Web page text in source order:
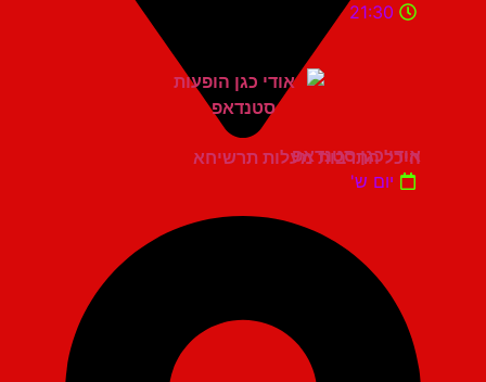
היכל התרבות מעלות תרשיחא
21:30
אודי כגן סטנדאפ
יום ש'